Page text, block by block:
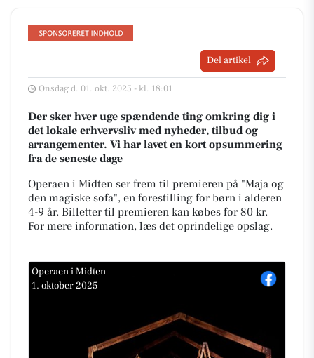
Del artikel
Onsdag d. 01. okt. 2025 - kl. 18:01
Der sker hver uge spændende ting omkring dig i
det lokale erhvervsliv med nyheder, tilbud og
arrangementer. Vi har lavet en kort opsummering
fra de seneste dage
Operaen i Midten ser frem til premieren på "Maja og
den magiske sofa", en forestilling for børn i alderen
4-9 år. Billetter til premieren kan købes for 80 kr.
For mere information, læs det oprindelige opslag.
Operaen i Midten
1. oktober 2025